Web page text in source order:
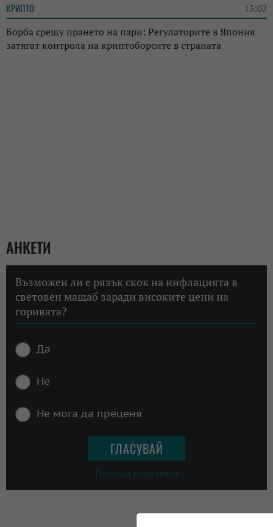
КРИПТО 13:02
Борба срещу прането на пари: Регулаторите в Япония
затягат контрола на криптоборсите в страната
АНКЕТИ
Възможен ли е рязък скок на инфлацията в
световен мащаб заради високите цени на
горивата?
Да
Не
Не мога да преценя
Покажи резултати